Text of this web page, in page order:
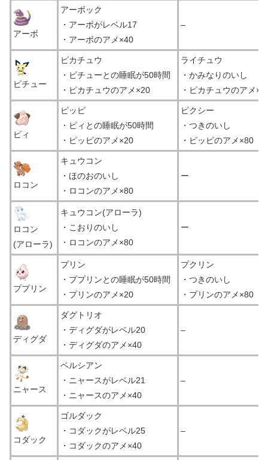
アーボ
アーボック
・アーボがレベル17
・アーボのアメ×40
–
ピチュー
ピカチュウ
・ピチューとの睡眠が50時間
・ピカチュウのアメ×20
ライチュウ
・かみなりのいし
・ピカチュウのアメ
ピィ
ピッピ
・ピィとの睡眠が50時間
・ピッピのアメ×20
ピクシー
・つきのいし
・ピッピのアメ×80
ロコン
キュウコン
・ほのおのいし
・ロコンのアメ×80
ー
ロコン
(アローラ)
キュウコン(アローラ)
・こおりのいし
・ロコンのアメ×80
ー
ププリン
プリン
・ププリンとの睡眠が50時間
・プリンのアメ×20
プクリン
・つきのいし
・プリンのアメ×80
ディグダ
ダグトリオ
・ディグダがレベル20
・ディグダのアメ×40
–
ニャース
ペルシアン
・ニャースがレベル21
・ニャースのアメ×40
–
コダック
ゴルダック
・コダックがレベル25
・コダックのアメ×40
–